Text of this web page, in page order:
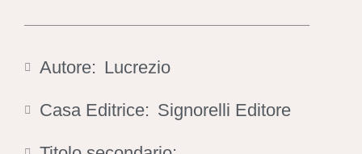
Autore: Lucrezio
Casa Editrice: Signorelli Editore